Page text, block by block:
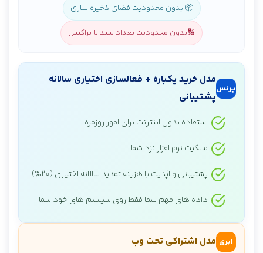
📦 بدون محدودیت فضای ذخیره سازی
🔢بدون محدودیت تعداد سند یا تراکنش
پرنس
مدل خرید یکباره + فعالسازی اختیاری سالانه
پشتیبانی
استفاده بدون اینترنت برای امور روزمره
مالکیت نرم افزار نزد شما
پشتیبانی و آپدیت با هزینه تمدید سالانه اختیاری (۲۰٪)
داده های مهم شما فقط روی سیستم های خود شما
ابری مدل اشتراکی تحت وب